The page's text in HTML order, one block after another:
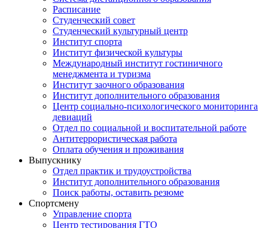
Расписание
Студенческий совет
Студенческий культурный центр
Институт спорта
Институт физической культуры
Международный институт гостиничного
менеджмента и туризма
Институт заочного образования
Институт дополнительного образования
Центр социально-психологического мониторинга
девиаций
Отдел по социальной и воспитательной работе
Антитеррористическая работа
Оплата обучения и проживания
Выпускнику
Отдел практик и трудоустройства
Институт дополнительного образования
Поиск работы, оставить резюме
Спортсмену
Управление спорта
Центр тестирования ГТО